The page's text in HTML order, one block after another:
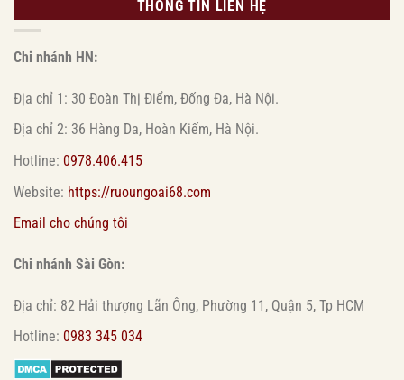
THÔNG TIN LIÊN HỆ
Chi nhánh HN:
Địa chỉ 1: 30 Đoàn Thị Điểm, Đống Đa, Hà Nội.
Địa chỉ 2: 36 Hàng Da, Hoàn Kiếm, Hà Nội.
Hotline: 0978.406.415
Website: https://ruoungoai68.com
Email cho chúng tôi
Chi nhánh Sài Gòn:
Địa chỉ: 82 Hải thượng Lãn Ông, Phường 11, Quận 5, Tp HCM
Hotline: 0983 345 034